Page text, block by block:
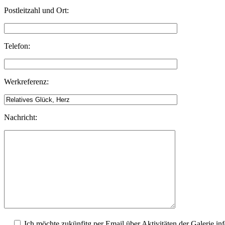
Postleitzahl und Ort:
Telefon:
Werkreferenz:
Nachricht: